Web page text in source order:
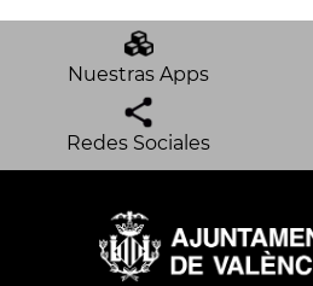
Nuestras Apps
Redes Sociales